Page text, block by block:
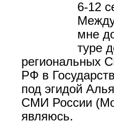
6-12
мне
туре
региональных
РФ в
под эгидой
СМИ России
являюсь.